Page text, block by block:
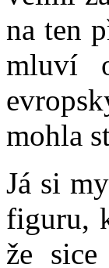
na ten
mluví
mohla
Já si
figuru,
že